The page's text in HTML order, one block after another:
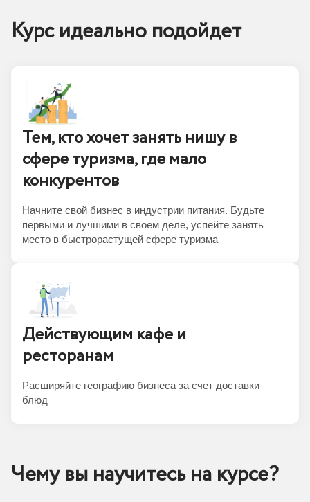
Курс идеально подойдет
Тем, кто хочет занять нишу в
сфере туризма, где мало
конкурентов
Начните свой бизнес в индустрии питания. Будьте
первыми и лучшими в своем деле, успейте занять
место в быстрорастущей сфере туризма
Действующим кафе и
ресторанам
Расширяйте географию бизнеса за счет доставки
блюд
Чему вы научитесь на курсе?